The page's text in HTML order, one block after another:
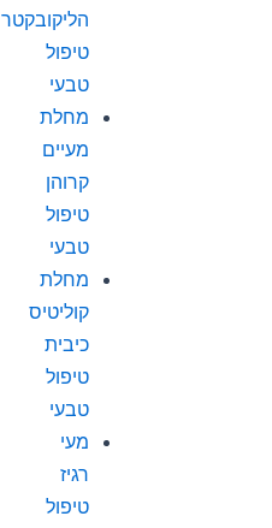
הליקובקטר
טיפול
טבעי
מחלת
מעיים
קרוהן
טיפול
טבעי
מחלת
קוליטיס
כיבית
טיפול
טבעי
מעי
רגיז
טיפול